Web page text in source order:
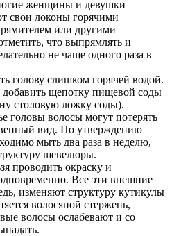
женщины и девушки
свои локоны горячими
или другими
что выпрямлять и
не чаще одного раза в
голову слишком горячей водой.
щепотку пищевой соды
столовую ложку соды).
головы волосы могут потерять
вид. По утверждению
мыть два раза в неделю,
шевелюры.
проводить окраску и
Все эти внешние
изменяют структуру кутикулы
волосяной стержень,
волосы ослабевают и со